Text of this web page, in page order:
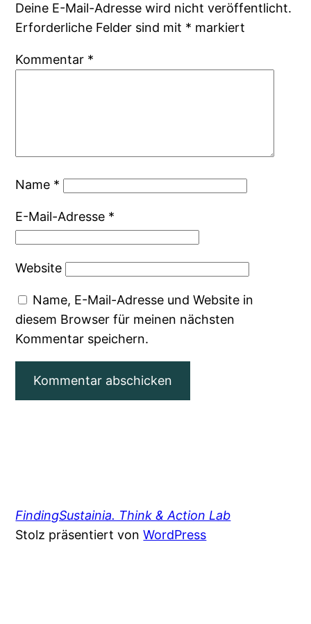
Deine E-Mail-Adresse wird nicht veröffentlicht.
Erforderliche Felder sind mit * markiert
Kommentar *
Name *
E-Mail-Adresse *
Website
Name, E-Mail-Adresse und Website in
diesem Browser für meinen nächsten
Kommentar speichern.
FindingSustainia. Think & Action Lab
Stolz präsentiert vonWordPress